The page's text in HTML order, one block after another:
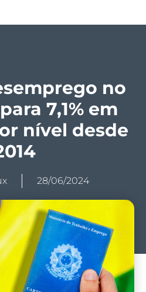
no
7,1% em
nível desde
28/06/2024